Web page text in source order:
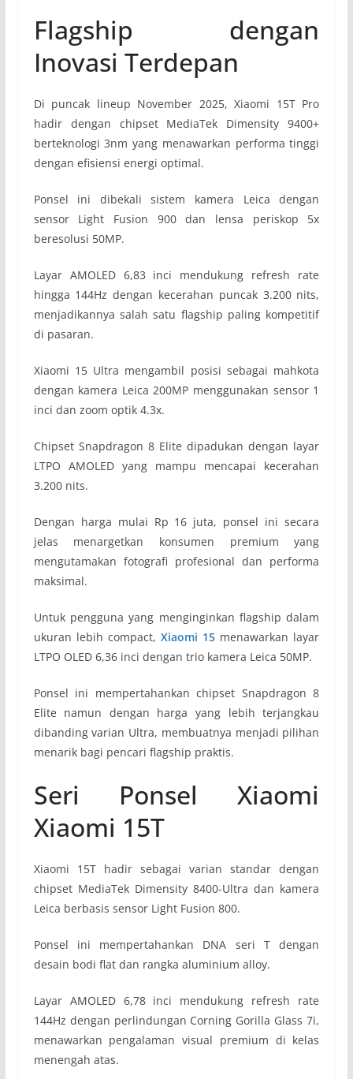
Flagship dengan
Inovasi Terdepan
Di puncak lineup November 2025, Xiaomi 15T Pro
hadir dengan chipset MediaTek Dimensity 9400+
berteknologi 3nm yang menawarkan performa tinggi
dengan efisiensi energi optimal.
Ponsel ini dibekali sistem kamera Leica dengan
sensor Light Fusion 900 dan lensa periskop 5x
beresolusi 50MP.
Layar AMOLED 6,83 inci mendukung refresh rate
hingga 144Hz dengan kecerahan puncak 3.200 nits,
menjadikannya salah satu flagship paling kompetitif
di pasaran.
Xiaomi 15 Ultra mengambil posisi sebagai mahkota
dengan kamera Leica 200MP menggunakan sensor 1
inci dan zoom optik 4.3x.
Chipset Snapdragon 8 Elite dipadukan dengan layar
LTPO AMOLED yang mampu mencapai kecerahan
3.200 nits.
Dengan harga mulai Rp 16 juta, ponsel ini secara
jelas menargetkan konsumen premium yang
mengutamakan fotografi profesional dan performa
maksimal.
Untuk pengguna yang menginginkan flagship dalam
ukuran lebih compact, Xiaomi 15 menawarkan layar
LTPO OLED 6,36 inci dengan trio kamera Leica 50MP.
Ponsel ini mempertahankan chipset Snapdragon 8
Elite namun dengan harga yang lebih terjangkau
dibanding varian Ultra, membuatnya menjadi pilihan
menarik bagi pencari flagship praktis.
Seri Ponsel Xiaomi
Xiaomi 15T
Xiaomi 15T hadir sebagai varian standar dengan
chipset MediaTek Dimensity 8400-Ultra dan kamera
Leica berbasis sensor Light Fusion 800.
Ponsel ini mempertahankan DNA seri T dengan
desain bodi flat dan rangka aluminium alloy.
Layar AMOLED 6,78 inci mendukung refresh rate
144Hz dengan perlindungan Corning Gorilla Glass 7i,
menawarkan pengalaman visual premium di kelas
menengah atas.